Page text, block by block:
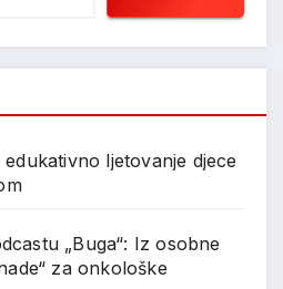
ljetovanje djece
„Buga“: Iz osobne
za onkološke